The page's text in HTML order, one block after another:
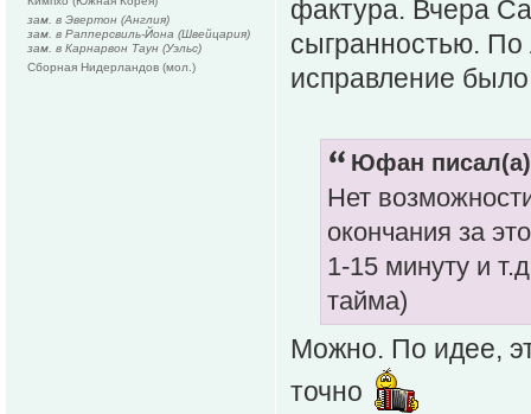
фактура. Вчера
сыгранностью. По
исправление
Юфан
Нет
окончания за
1-15 минуту и
тайма)
Можно. По идее,
точно
зам. в Эвертон (Англия)
зам. в Рапперсвиль-Йона (Швейцария)
зам. в Карнарвон Таун (Уэльс)
Сборная Нидерландов (мол.)